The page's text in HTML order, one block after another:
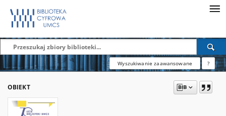
Wyszukiwanie zaawansowane ?
OBIEKT